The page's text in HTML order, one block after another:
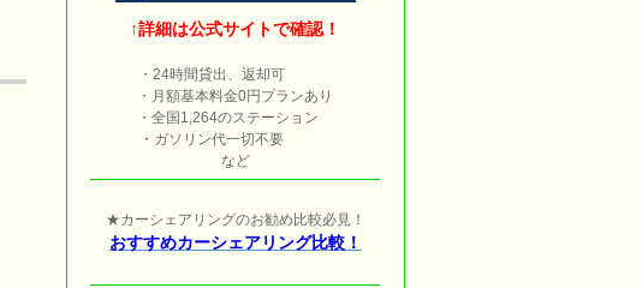
↑詳細は公式サイトで確認！
・24時間貸出、返却可
・月額基本料金0円プランあり
・全国1,264のステーション
・ガソリン代一切不要
など
★カーシェアリングのお勧め比較必見！
おすすめカーシェアリング比較！